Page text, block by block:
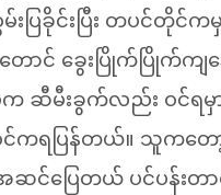
င်းပြီး တပင်တိုင်ကမှာ
င် ခွေးပြိုက်ပြိုက်ကျ
ဆီမီးခွက်လည်း ဝင်ရ
င်ကရပြန်တယ်။ သူက
ြေတယ် ပင်ပန်းတာတ